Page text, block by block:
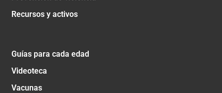
Recursos y activos
Guías para cada edad
Videoteca
Vacunas